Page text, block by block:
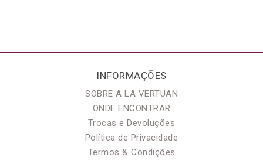
INFORMAÇÕES
SOBRE A LA VERTUAN
ONDE ENCONTRAR
Trocas e Devoluções
Política de Privacidade
Termos & Condições